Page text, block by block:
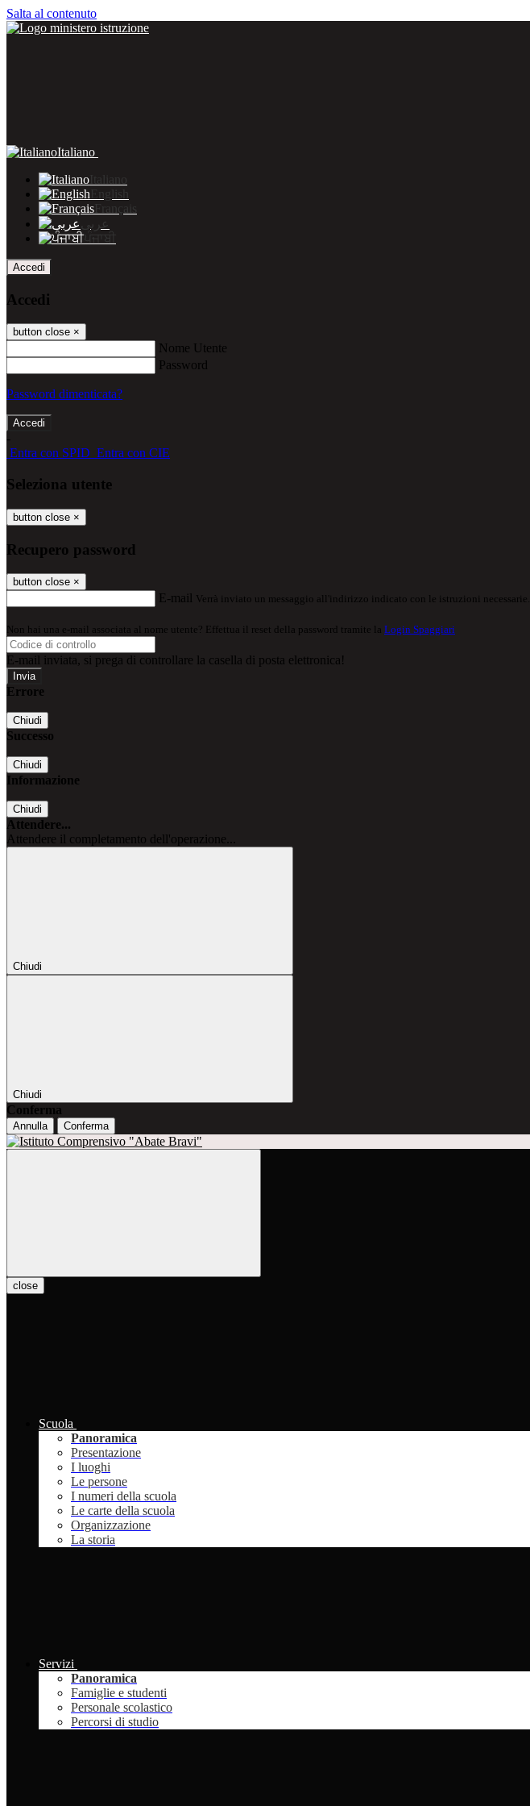
Salta al contenuto
Italiano
Italiano
English
Français
عربى
ਪੰਜਾਬੀ
Accedi
Accedi
button close ×
Nome Utente
Password
Password dimenticata?
-
Entra con SPID Entra con CIE
Seleziona utente
button close ×
Recupero password
button close ×
E-mail Verrà inviato un messaggio all'indirizzo indicato con le istruzioni necessarie.
Non hai una e-mail associata al nome utente? Effettua il reset della password tramite la Login Spaggiari
E-mail inviata, si prega di controllare la casella di posta elettronica!
Errore
Chiudi
Successo
Chiudi
Informazione
Chiudi
Attendere...
Attendere il completamento dell'operazione...
Chiudi
Chiudi
Conferma
Annulla Conferma
close
Scuola
Panoramica
Presentazione
I luoghi
Le persone
I numeri della scuola
Le carte della scuola
Organizzazione
La storia
Servizi
Panoramica
Famiglie e studenti
Personale scolastico
Percorsi di studio